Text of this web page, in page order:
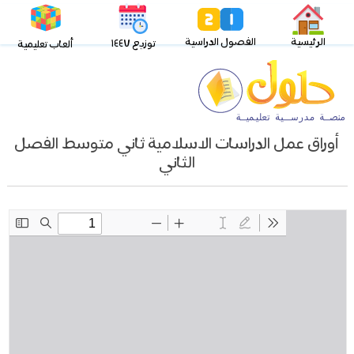
الرئيسية الفصول الدراسية توزيع ١٤٤٧ ألعاب تعليمية
أوراق عمل الدراسات الاسلامية ثاني متوسط الفصل
الثاني